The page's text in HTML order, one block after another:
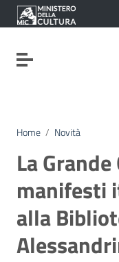
Vai ai contenuti
Vai al menu di
Vai al footer
Attiva / disattiva la
Home / Novità
La
manifesti
alla